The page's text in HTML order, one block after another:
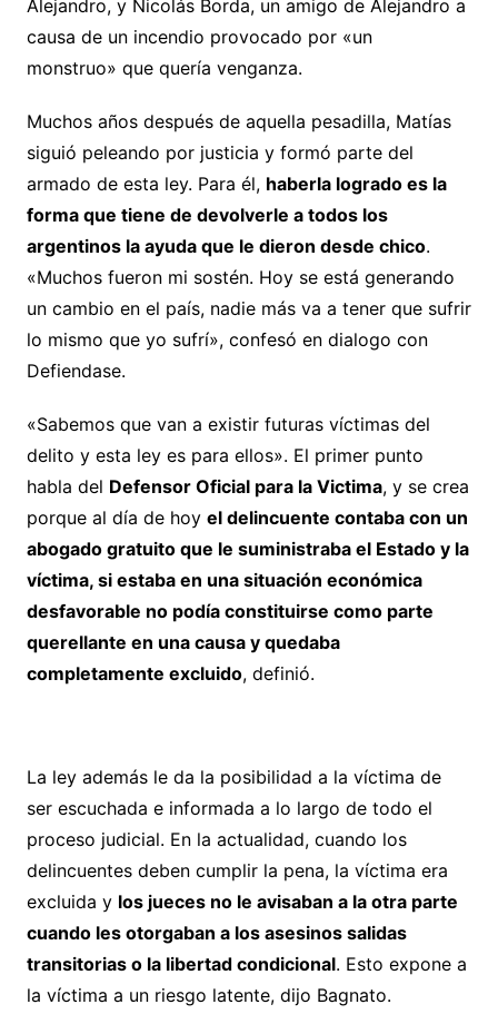
Alejandro, y Nicolás Borda, un amigo de Alejandro a
causa de un incendio provocado por «un
monstruo» que quería venganza.
Muchos años después de aquella pesadilla, Matías
siguió peleando por justicia y formó parte del
armado de esta ley. Para él, haberla logrado es la
forma que tiene de devolverle a todos los
argentinos la ayuda que le dieron desde chico.
«Muchos fueron mi sostén. Hoy se está generando
un cambio en el país, nadie más va a tener que sufrir
lo mismo que yo sufrí», confesó en dialogo con
Defiendase.
«Sabemos que van a existir futuras víctimas del
delito y esta ley es para ellos». El primer punto
habla del Defensor Oficial para la Victima, y se crea
porque al día de hoy el delincuente contaba con un
abogado gratuito que le suministraba el Estado y la
víctima, si estaba en una situación económica
desfavorable no podía constituirse como parte
querellante en una causa y quedaba
completamente excluido, definió.
La ley además le da la posibilidad a la víctima de
ser escuchada e informada a lo largo de todo el
proceso judicial. En la actualidad, cuando los
delincuentes deben cumplir la pena, la víctima era
excluida y los jueces no le avisaban a la otra parte
cuando les otorgaban a los asesinos salidas
transitorias o la libertad condicional. Esto expone a
la víctima a un riesgo latente, dijo Bagnato.